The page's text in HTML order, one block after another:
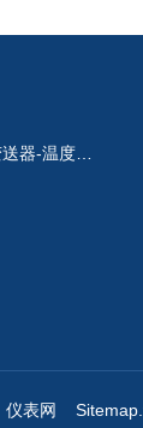
仪表网